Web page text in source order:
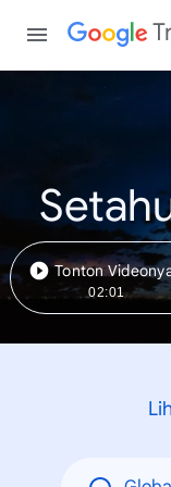
Tonton
02:01